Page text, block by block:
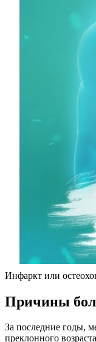
Инфаркт или
Причины
За последние годы,
преклонного